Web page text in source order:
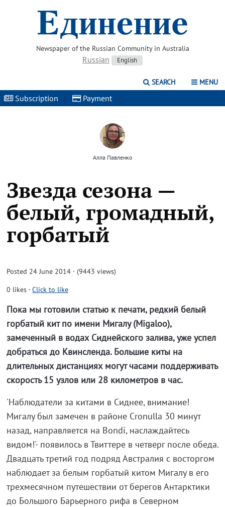
Newspaper of the Russian Community in Australia
Russian English
SEARCH MENU
Subscription | Payment |
Алла Павленко
Звезда сезона —
белый, громадный,
горбатый
Posted 24 June 2014 · (9443 views)
0 likes-Click to like
Пока мы готовили статью к печати, редкий белый
горбатый кит по имени Мигалу (Migaloo),
замеченный в водах Сиднейского залива, уже успел
добраться до Квинсленда. Большие киты на
длительных дистанциях могут часами поддерживать
скорость 15 узлов или 28 километров в час.
'Наблюдатели за китами в Сиднее, внимание!
Мигалу был замечен в районе Cronulla 30 минут
назад, направляется на Bondi, наслаждайтесь
видом!'- появилось в Твиттере в четверг после обеда.
Двадцать третий год подряд Австралия с восторгом
наблюдает за белым горбатый китом Мигалу в его
трехмесячном путешествии от берегов Антарктики
до Большого Барьерного рифа в Северном